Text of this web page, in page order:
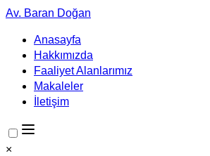
Av. Baran Doğan
Anasayfa
Hakkımızda
Faaliyet Alanlarımız
Makaleler
İletişim
×